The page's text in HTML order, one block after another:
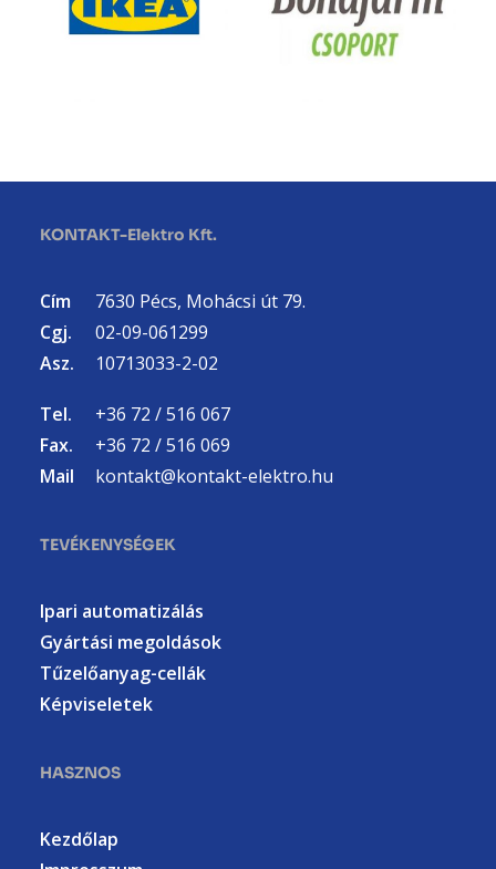
KONTAKT-Elektro Kft.
Cím
7630 Pécs, Mohácsi út 79.
Cgj.
02-09-061299
Asz.
10713033-2-02
Tel.
+36 72 / 516 067
Fax.
+36 72 / 516 069
Mail
kontakt@kontakt-elektro.hu
TEVÉKENYSÉGEK
Ipari automatizálás
Gyártási megoldások
Tűzelőanyag-cellák
Képviseletek
HASZNOS
Kezdőlap